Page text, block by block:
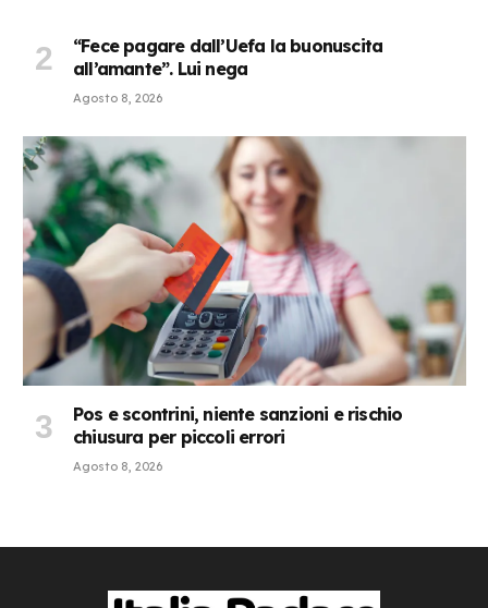
“Fece pagare dall’Uefa la buonuscita
all’amante”. Lui nega
Agosto 8, 2026
Pos e scontrini, niente sanzioni e rischio
chiusura per piccoli errori
Agosto 8, 2026